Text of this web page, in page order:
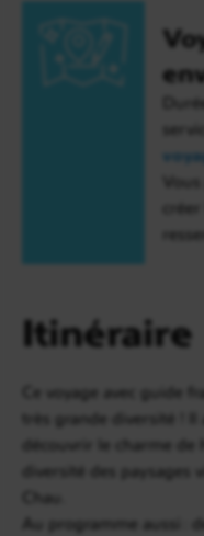
Itinéraire
Ce voyage avec guide
très grande diversité !
découvrir le charme
diversité des
Chau.
Au programme aussi :